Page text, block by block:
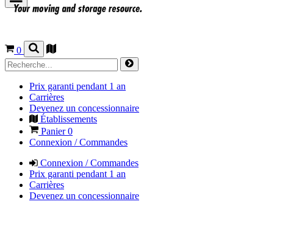
0
Prix garanti pendant 1 an
Carrières
Devenez un concessionnaire
Établissements
Panier0
Connexion / Commandes
Connexion / Commandes
Prix garanti pendant 1 an
Carrières
Devenez un concessionnaire